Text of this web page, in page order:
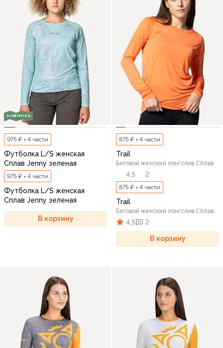
НОВИНКА
975 ₽ × 4 части
Футболка L/S женская
Сплав Jenny зеленая
975 ₽ × 4 части
Футболка L/S женская
Сплав Jenny зеленая
В корзину
875 ₽ × 4 части
Trail
Беговой женский лонгслив Сплав
4,5 2
875 ₽ × 4 части
Trail
Беговой женский лонгслив Сплав
4,5 2
В корзину